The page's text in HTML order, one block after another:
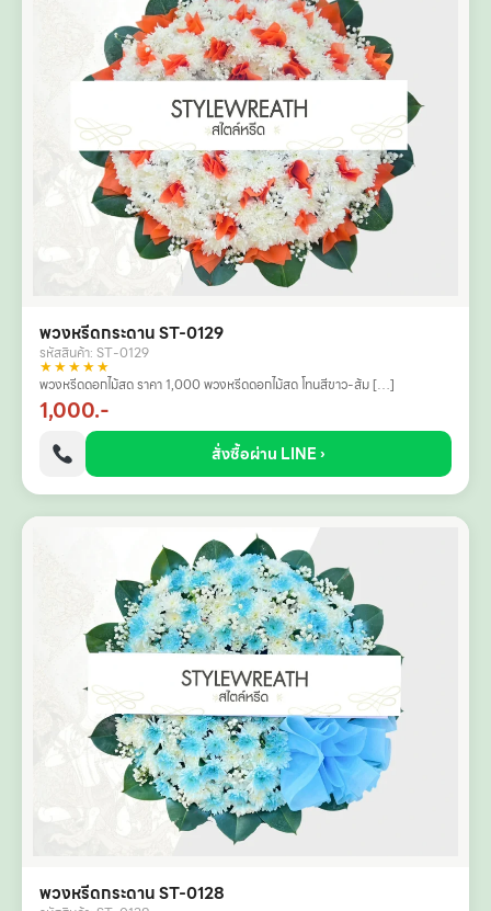
พวงหรีดกระดาน ST-0129
รหัสสินค้า: ST-0129
★★★★★
พวงหรีดดอกไม้สด ราคา 1,000 พวงหรีดดอกไม้สด โทนสีขาว-ส้ม […]
1,000.-
สั่งซื้อผ่าน LINE ›
พวงหรีดกระดาน ST-0128